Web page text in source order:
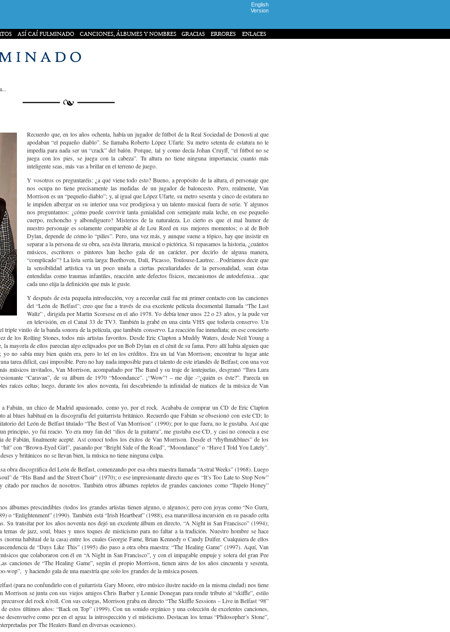
English
Version
Recuerdo que, en los años ochenta, había un jugador de fútbol de la Real Sociedad de Donosti al que
apodaban “el pequeño diablo”. Se llamaba Roberto López Ufarte. Su metro setenta de estatura no le
impedía para nada ser un “crack” del balón. Porque, tal y como decía Johan Cruyff, “el fútbol no se
juega con los pies, se juega con la cabeza”. Tu altura no tiene ninguna importancia; cuanto más
inteligente seas, más vas a brillar en el terreno de juego.
Y vosotros os preguntaréis: ¿a qué viene todo esto? Bueno, a propósito de la altura, el personaje que
nos ocupa no tiene precisamente las medidas de un jugador de baloncesto. Pero, realmente, Van
Morrison es un “pequeño diablo”; y, al igual que López Ufarte, su metro sesenta y cinco de estatura no
le impiden albergar en su interior una voz prodigiosa y un talento musical fuera de serie. Y algunos
nos preguntamos: ¿cómo puede convivir tanta genialidad con semejante mala leche, en ese pequeño
cuerpo, rechoncho y albondiguero? Misterios de la naturaleza. Lo cierto es que el mal humor de
nuestro personaje es solamente comparable al de Lou Reed en sus mejores momentos; o al de Bob
Dylan, depende de cómo lo “pilles”. Pero, una vez más, y aunque suene a tópico, hay que insistir en
separar a la persona de su obra, sea ésta literaria, musical o pictórica. Si repasamos la historia, ¿cuántos
músicos, escritores o pintores han hecho gala de un carácter, por decirlo de alguna manera,
“complicado”? La lista sería larga: Beethoven, Dalí, Picasso, Toulouse-Lautrec…Podríamos decir que
la sensibilidad artística va un poco unida a ciertas peculiaridades de la personalidad, sean éstas
entendidas como traumas infantiles, reacción ante defectos físicos, mecanismos de autodefensa…que
cada uno elija la definición que más le guste.
Y después de esta pequeña introducción, voy a recordar cuál fue mi primer contacto con las canciones
del “León de Belfast”; creo que fue a través de esa excelente película documental llamada “The Last
Waltz” , dirigida por Martin Scorsese en el año 1978. Yo debía tener unos 22 o 23 años, y la pude ver
en televisión, en el Canal 33 de TV3. También la grabé en una cinta VHS que todavía conservo. Un
triple vinilo de la banda sonora de la película, que también conservo. La reacción fue inmediata; en ese concierto
de los Rolling Stones, todos mis artistas favoritos. Desde Eric Clapton a Muddy Waters, desde Neil Young a
mayoría de ellos parecían algo eclipsados por un Bob Dylan en el cénit de su fama. Pero allí había alguien que
yo no sabía muy bien quién era, pero lo leí en los créditos. Era un tal Van Morrison; encontrar tu lugar ante
tarea difícil, casi imposible. Pero no hay nada imposible para el talento de este irlandés de Belfast; con una voz
músicos invitados, Van Morrison, acompañado por The Band y su traje de lentejuelas, desgranó “Tura Lura
“Caravan”, de su álbum de 1970 “Moondance”. ¡“Wow”! – me dije -“¿quién es éste?”. Parecía un
raíces celtas; luego, durante los años noventa, fui descubriendo la infinidad de matices de la música de Van
Fabián, un chico de Madrid apasionado, como yo, por el rock. Acababa de comprar un CD de Eric Clapton
al blues habitual en la discografía del guitarrista británico. Recuerdo que Fabián se obsesionó con este CD; lo
del León de Belfast titulado “The Best of Van Morrison” (1990); por lo que fuera, no le gustaba. Así que
principio, yo fui reacio. Yo era muy fan del “dios de la guitarra”, me gustaba ese CD, y casi no conocía a ese
de Fabián, finalmente acepté. Así conocí todos los éxitos de Van Morrison. Desde el “rhythm&blues” de los
con “Brown-Eyed Girl”, pasando por “Bright Side of the Road”, “Moondance” o “Have I Told You Lately”.
y británicos no se llevan bien, la música no tiene ninguna culpa.
obra discográfica del León de Belfast, comenzando por esa obra maestra llamada “Astral Weeks” (1968). Luego
de “His Band and the Street Choir” (1970); o ese impresionante directo que es “It’s Too Late to Stop Now”
por muchos de nosotros. También otros álbumes repletos de grandes canciones como “Tupelo Honey”
álbumes prescindibles (todos los grandes artistas tienen alguno, o algunos); pero con joyas como “No Guru,
o “Enlightenment” (1990). También está “Irish Heartbeat” (1988), esa maravillosa incursión en su pasado celta
Su transitar por los años noventa nos dejó un excelente álbum en directo, “A Night in San Francisco” (1994);
de jazz, soul, blues y unos toques de misticismo para no faltar a la tradición. Nuestro hombre se hace
habitual de la casa) entre los cuales Georgie Fame, Brian Kennedy o Candy Dulfer. Cualquiera de ellos
de “Days Like This” (1995) dio paso a otra obra maestra: “The Healing Game” (1997). Aquí, Van
que colaboraron con él en “A Night in San Francisco”, y con el impagable empuje y solera del gran Pee
canciones de “The Healing Game”, según el propio Morrison, tienen aires de los años cincuenta y sesenta,
wop”, y haciendo gala de una maestría que solo los grandes de la música poseen.
(para no confundirlo con el guitarrista Gary Moore, otro músico ilustre nacido en la misma ciudad) nos tiene
Morrison se junta con sus viejos amigos Chris Barber y Lonnie Donegan para rendir tributo al “skiffle”, estilo
del rock n’roll. Con sus colegas, Morrison graba en directo “The Skiffle Sessions – Live in Belfast ‘98”
estos últimos años: “Back on Top” (1999). Con un sonido orgánico y una colección de excelentes canciones,
desenvuelve como pez en el agua: la introspección y el misticismo. Destacan los temas “Philosopher’s Stone”,
por The Healers Band en diversas ocasiones).